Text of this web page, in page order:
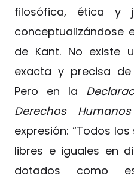
filosófica, ética y
conceptualizándose
de Kant. No existe
exacta y precisa
Pero en la
Derechos Humanos
expresión: “Todos
libres e iguales en
dotados como